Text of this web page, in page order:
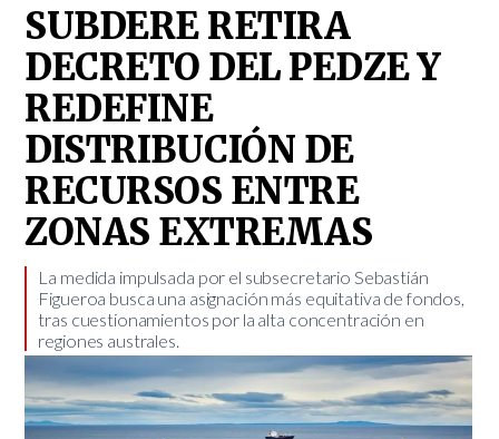
SUBDERE RETIRA
DECRETO DEL PEDZE Y
REDEFINE
DISTRIBUCIÓN DE
RECURSOS ENTRE
ZONAS EXTREMAS
La medida impulsada por el subsecretario Sebastián
Figueroa busca una asignación más equitativa de fondos,
tras cuestionamientos por la alta concentración en
regiones australes.